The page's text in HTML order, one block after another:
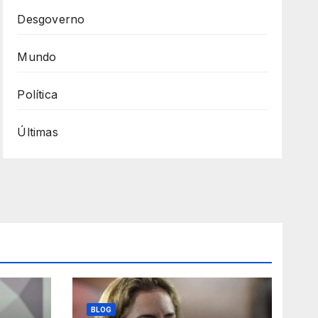
Desgoverno
Mundo
Política
Últimas
BLOG